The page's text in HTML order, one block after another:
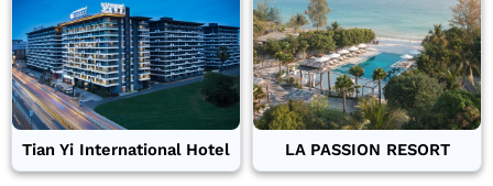
Tian Yi International Hotel LA PASSION RESORT